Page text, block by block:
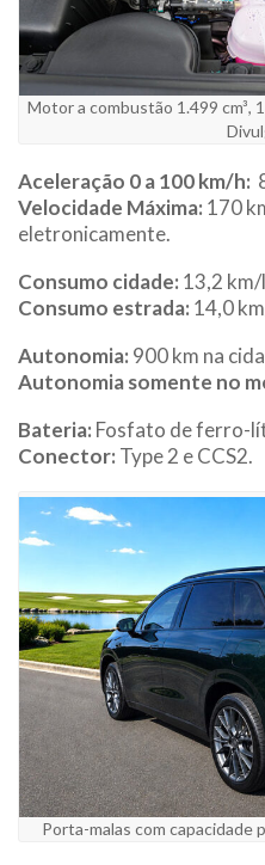
Motor a combustão 1.499 cm³,
Aceleração 0 a 100 km/h:
Velocidade Máxima: 170
eletronicamente.
Consumo cidade: 13,2 km/
Consumo estrada: 14,0
Autonomia: 900 km na
Autonomia somente no
Bateria: Fosfato de ferro-
Conector: Type 2 e CCS2.
Porta-malas com capacidade